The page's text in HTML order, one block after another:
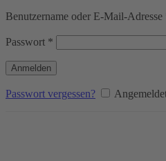
Benutzername oder E-Mail-Adresse
Passwort *
Anmelden
Passwort vergessen?